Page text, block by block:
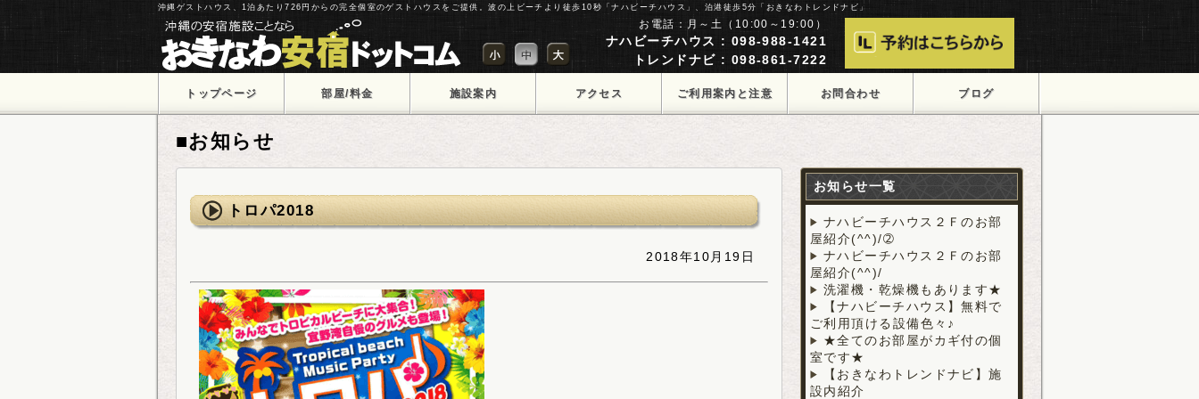
沖縄ゲストハウス、1泊あたり726円からの完全個室のゲストハウスをご提供。波の上ビーチより徒歩10秒「ナハビーチハウス」、泊港徒歩5分「おきなわトレンドナビ」
お電話：月～土（10:00～19:00）
ナハビーチハウス : 098-988-1421
トレンドナビ : 098-861-7222
トップページ 部屋/料金 施設案内 アクセス ご利用案内と注意 お問合わせ ブログ
■お知らせ
トロパ2018
2018年10月19日
お知らせ一覧
ナハビーチハウス２Ｆのお部
屋紹介(^^)/➁
ナハビーチハウス２Ｆのお部
屋紹介(^^)/
洗濯機・乾燥機もあります★
【ナハビーチハウス】無料で
ご利用頂ける設備色々♪
★全てのお部屋がカギ付の個
室です★
【おきなわトレンドナビ】施
設内紹介